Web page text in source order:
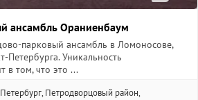
ансамбль Ораниенбаум
парковый ансамбль в Ломоносове,
Петербурга. Уникальность
в том, что это ...
Петродворцовый район,